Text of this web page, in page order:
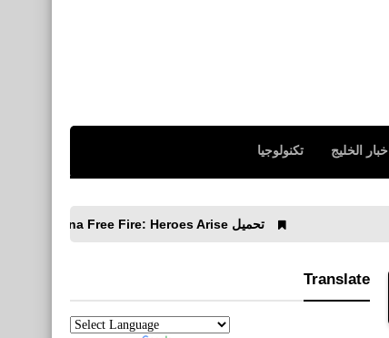
اخبار الخليج تكنولوجيا
Translate